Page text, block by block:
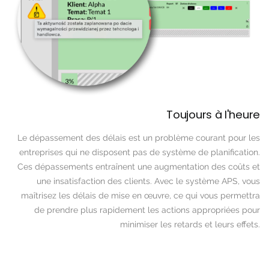
Toujours à l'heure
Le dépassement des délais est un problème courant pour les
entreprises qui ne disposent pas de système de planification.
Ces dépassements entraînent une augmentation des coûts et
une insatisfaction des clients. Avec le système APS, vous
maîtrisez les délais de mise en œuvre, ce qui vous permettra
de prendre plus rapidement les actions appropriées pour
minimiser les retards et leurs effets.